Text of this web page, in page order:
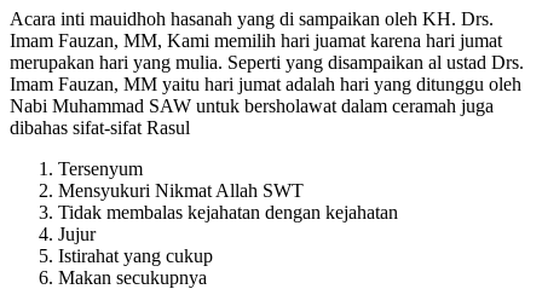
Acara inti mauidhoh hasanah yang di sampaikan oleh KH. Drs.
Imam Fauzan, MM, Kami memilih hari juamat karena hari jumat
merupakan hari yang mulia. Seperti yang disampaikan al ustad Drs.
Imam Fauzan, MM yaitu hari jumat adalah hari yang ditunggu oleh
Nabi Muhammad SAW untuk bersholawat dalam ceramah juga
dibahas sifat-sifat Rasul
Tersenyum
Mensyukuri Nikmat Allah SWT
Tidak membalas kejahatan dengan kejahatan
Jujur
Istirahat yang cukup
Makan secukupnya